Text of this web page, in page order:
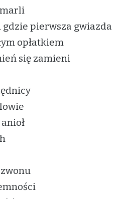
pierwsza gwiazda
opłatkiem
się zamieni